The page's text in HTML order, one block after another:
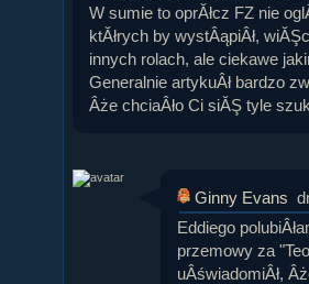
W sumie to oprĂłcz FZ nie
ktĂłrych by wystÂąpiÂł,
innych rolach, ale ciekawe
Generalnie artykuÂł bardzo
Âże chciaÂło Ci siĂŞ tyle
Ginny Evans
Eddiego
przemowy za
uÂświadomiÂł,